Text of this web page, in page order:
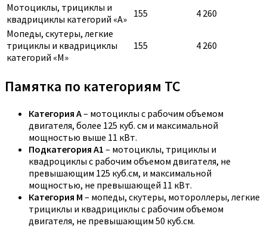
Мотоциклы, трициклы и
квадрициклы категорий «A» 155
4 260
Мопеды, скутеры, легкие
трициклы и квадрициклы
категорий «M»
155 4 260
Памятка по категориям ТС
Категория A– мотоциклы с рабочим объемом
двигателя, более 125 куб. см и максимальной
мощностью выше 11 кВт.
Подкатегория A1 – мотоциклы, трициклы и
квадроциклы с рабочим объемом двигателя, не
превышающим 125 куб.см, и максимальной
мощностью, не превышающей 11 кВт.
Категория M – мопеды, скутеры, мотороллеры, легкие
трициклы и квадрициклы с рабочим объемом
двигателя, не превышающим 50 куб.см.